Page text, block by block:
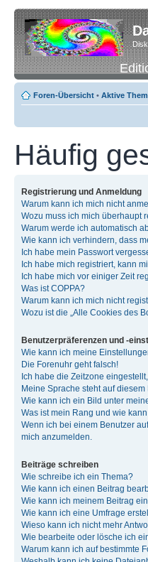
Foren-Übersicht • Aktive
Häufig
Registrierung und Anmeldung
Warum kann ich mich nicht
Wozu muss ich mich überhaupt
Warum werde ich automatisch
Wie kann ich verhindern, dass
Ich habe mein Passwort
Ich habe mich registriert, kann
Ich habe mich vor einiger Zeit
Was ist COPPA?
Warum kann ich mich nicht
Wozu ist die „Alle Cookies des
Benutzerpräferenzen und -
Wie kann ich meine
Die Forenuhr geht falsch!
Ich habe die Zeitzone
Meine Sprache steht auf
Wie kann ich ein Bild unter
Was ist mein Rang und wie
Wenn ich bei einem Benutzer
mich anzumelden.
Beiträge schreiben
Wie schreibe ich ein Thema?
Wie kann ich einen Beitrag
Wie kann ich meinem Beitrag
Wie kann ich eine Umfrage
Wieso kann ich nicht mehr
Wie bearbeite oder lösche ich
Warum kann ich auf bestimmte